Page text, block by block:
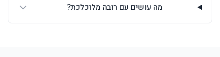
מה עושים עם רובה מלוכלכת?